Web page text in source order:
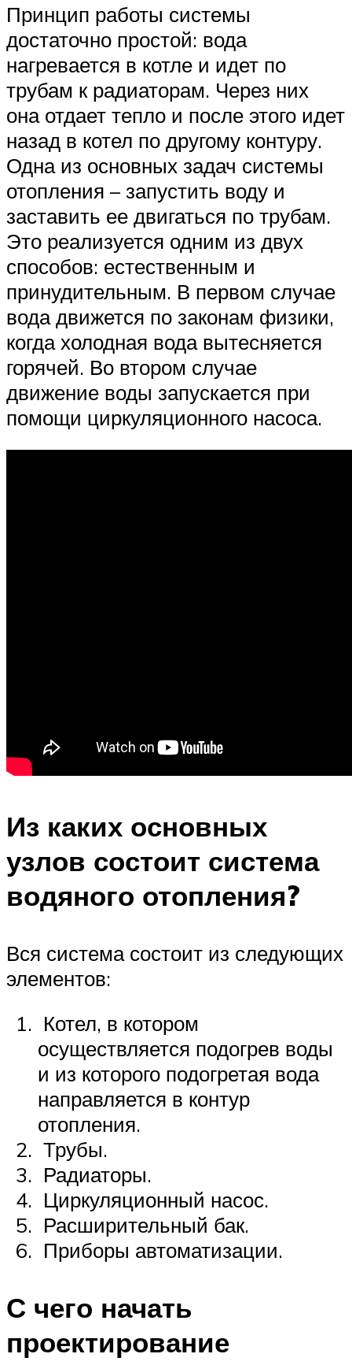
Принцип работы системы
достаточно простой: вода
нагревается в котле и идет по
трубам к радиаторам. Через них
она отдает тепло и после этого идет
назад в котел по другому контуру.
Одна из основных задач системы
отопления – запустить воду и
заставить ее двигаться по трубам.
Это реализуется одним из двух
способов: естественным и
принудительным. В первом случае
вода движется по законам физики,
когда холодная вода вытесняется
горячей. Во втором случае
движение воды запускается при
помощи циркуляционного насоса.
Из каких основных
узлов состоит система
водяного отопления?
Вся система состоит из следующих
элементов:
Котел, в котором
осуществляется подогрев воды
и из которого подогретая вода
направляется в контур
отопления.
Трубы.
Радиаторы.
Циркуляционный насос.
Расширительный бак.
Приборы автоматизации.
С чего начать
проектирование